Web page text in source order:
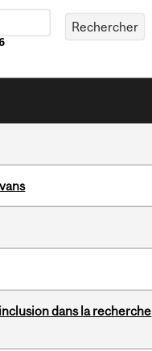
dans la recherche